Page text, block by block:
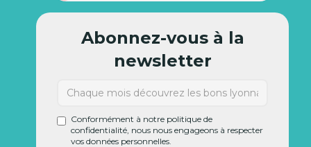
Abonnez-vous à la
newsletter
Conformément à notre politique de
confidentialité, nous nous engageons à respecter
vos données personnelles.